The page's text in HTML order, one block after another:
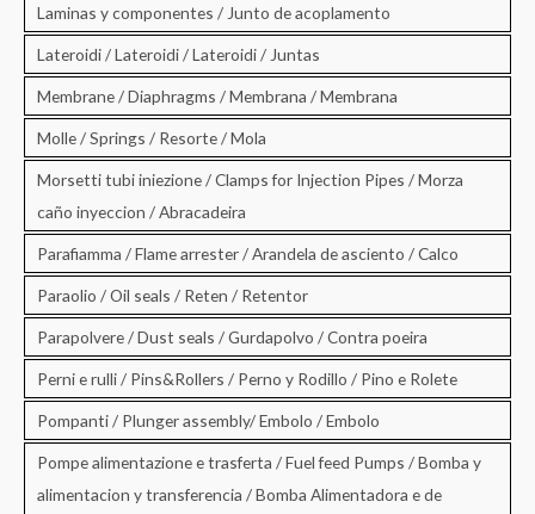
Laminas y componentes / Junto de acoplamento
Lateroidi / Lateroidi / Lateroidi / Juntas
Membrane / Diaphragms / Membrana / Membrana
Molle / Springs / Resorte / Mola
Morsetti tubi iniezione / Clamps for Injection Pipes / Morza
caño inyeccion / Abracadeira
Parafiamma / Flame arrester / Arandela de asciento / Calco
Paraolio / Oil seals / Reten / Retentor
Parapolvere / Dust seals / Gurdapolvo / Contra poeira
Perni e rulli / Pins&Rollers / Perno y Rodillo / Pino e Rolete
Pompanti / Plunger assembly/ Embolo / Embolo
Pompe alimentazione e trasferta / Fuel feed Pumps / Bomba y
alimentacion y transferencia / Bomba Alimentadora e de